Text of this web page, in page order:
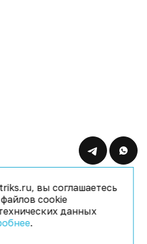
Netriks
вы соглашаетесь
cookie
данных
.